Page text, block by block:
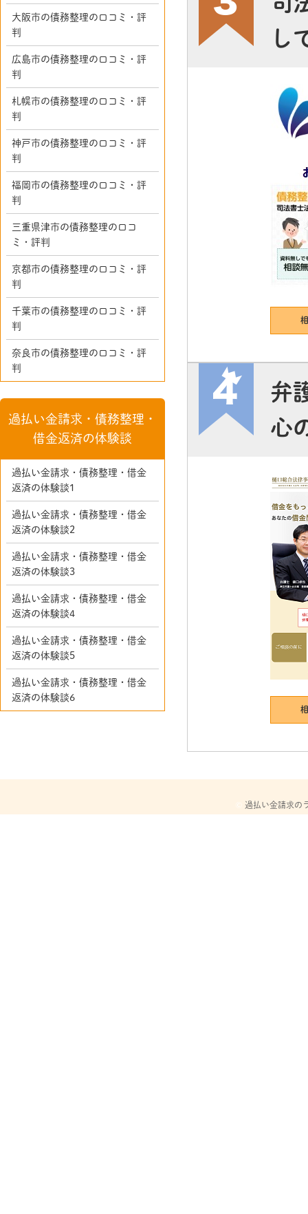
し
弁
心
大阪市の債務整理の口コミ・評
判
広島市の債務整理の口コミ・評
判
札幌市の債務整理の口コミ・評
判
神戸市の債務整理の口コミ・評
判
福岡市の債務整理の口コミ・評
判
三重県津市の債務整理の口コ
ミ・評判
京都市の債務整理の口コミ・評
判
千葉市の債務整理の口コミ・評
判
奈良市の債務整理の口コミ・評
判
過払い金請求・債務整理・
借金返済の体験談
過払い金請求・債務整理・借金
返済の体験談1
過払い金請求・債務整理・借金
返済の体験談2
過払い金請求・債務整理・借金
返済の体験談3
過払い金請求・債務整理・借金
返済の体験談4
過払い金請求・債務整理・借金
返済の体験談5
過払い金請求・債務整理・借金
返済の体験談6
© 過払い金請求の